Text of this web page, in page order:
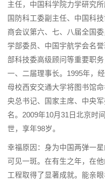
主任，中国科学院力学研究
国防科工委副主任、中国科
商会议第六、七、八届全国
学部委员、中国宇航学会名
部科技委高级顾问等重要职
一、二届理事长。1995年，
母校西安交通大学将图书馆
央总书记、国家主席、中央
名。2009年10月31日北京时
世，享年98岁。
幸福原因：身为中国两弹一
可见一斑。在有生之年，在
工程取得了显著成就。能亲